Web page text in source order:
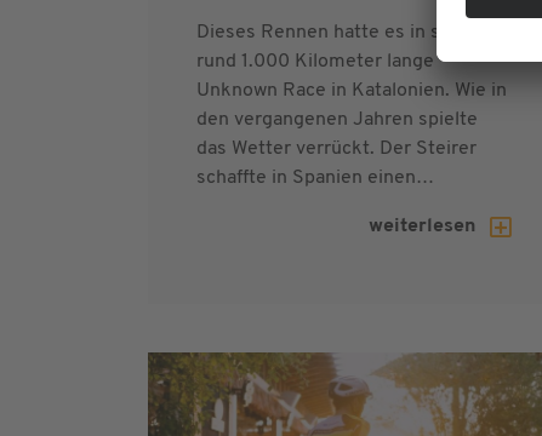
Dieses Rennen hatte es in sich, das
rund 1.000 Kilometer lange
Unknown Race in Katalonien. Wie in
den vergangenen Jahren spielte
das Wetter verrückt. Der Steirer
schaffte in Spanien einen…
weiterlesen